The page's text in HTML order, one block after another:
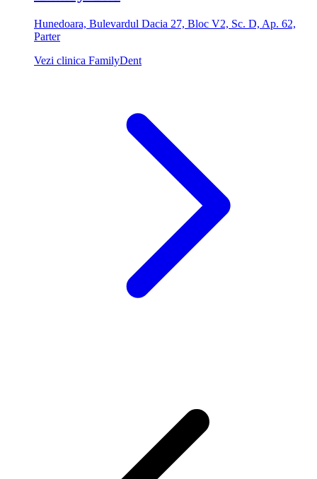
Hunedoara, Bulevardul Dacia 27, Bloc V2, Sc. D, Ap. 62,
Parter
Vezi clinica FamilyDent